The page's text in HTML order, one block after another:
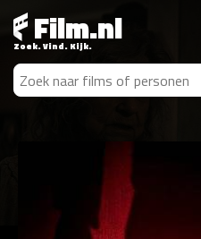
Film.nl
Zoek. Vind. Kijk.